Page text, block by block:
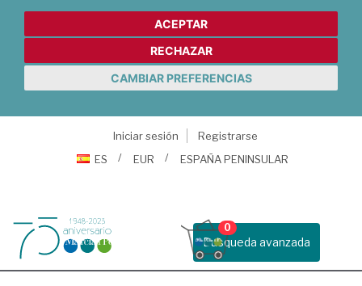
ACEPTAR
RECHAZAR
CAMBIAR PREFERENCIAS
Iniciar sesión
Registrarse
ES
EUR ESPAÑA PENINSULAR
Busqueda avanzada
0